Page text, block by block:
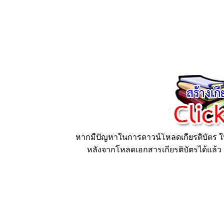
หากมีปัญหาในการดาวน์โหลดเกียรติบัตร
หลังจากโหลดเอกสารเกียรติบัตรได้แล้